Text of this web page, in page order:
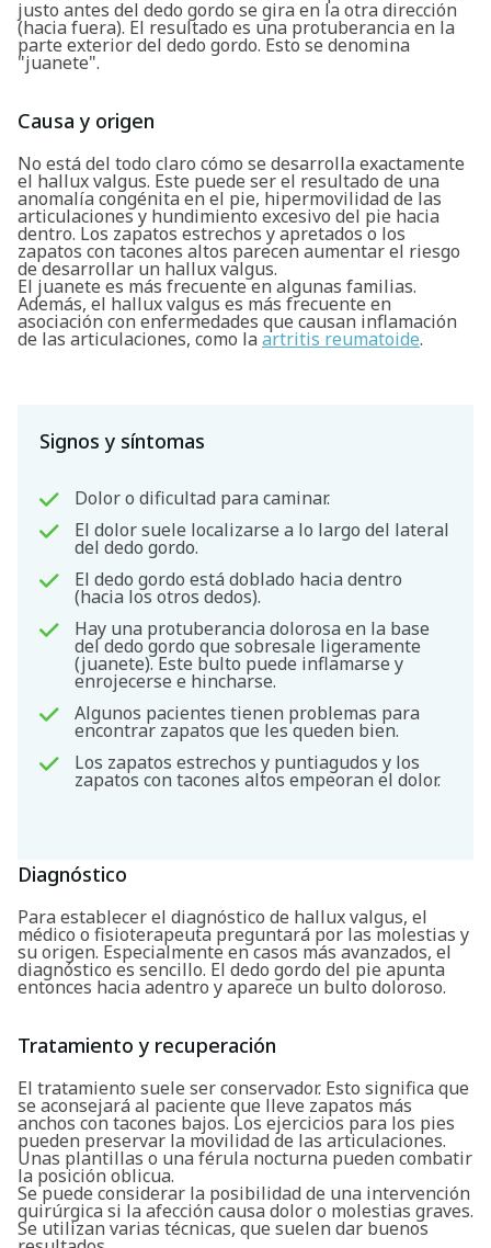
justo antes del dedo gordo se gira en la otra dirección
(hacia fuera). El resultado es una protuberancia en la
parte exterior del dedo gordo. Esto se denomina
"juanete".
Causa y origen
No está del todo claro cómo se desarrolla exactamente
el hallux valgus. Este puede ser el resultado de una
anomalía congénita en el pie, hipermovilidad de las
articulaciones y hundimiento excesivo del pie hacia
dentro. Los zapatos estrechos y apretados o los
zapatos con tacones altos parecen aumentar el riesgo
de desarrollar un hallux valgus.
El juanete es más frecuente en algunas familias.
Además, el hallux valgus es más frecuente en
asociación con enfermedades que causan inflamación
de las articulaciones, como la artritis reumatoide.
Signos y síntomas
Dolor o dificultad para caminar.
El dolor suele localizarse a lo largo del lateral
del dedo gordo.
El dedo gordo está doblado hacia dentro
(hacia los otros dedos).
Hay una protuberancia dolorosa en la base
del dedo gordo que sobresale ligeramente
(juanete). Este bulto puede inflamarse y
enrojecerse e hincharse.
Algunos pacientes tienen problemas para
encontrar zapatos que les queden bien.
Los zapatos estrechos y puntiagudos y los
zapatos con tacones altos empeoran el dolor.
Diagnóstico
Para establecer el diagnóstico de hallux valgus, el
médico o fisioterapeuta preguntará por las molestias y
su origen. Especialmente en casos más avanzados, el
diagnóstico es sencillo. El dedo gordo del pie apunta
entonces hacia adentro y aparece un bulto doloroso.
Tratamiento y recuperación
El tratamiento suele ser conservador. Esto significa que
se aconsejará al paciente que lleve zapatos más
anchos con tacones bajos. Los ejercicios para los pies
pueden preservar la movilidad de las articulaciones.
Unas plantillas o una férula nocturna pueden combatir
la posición oblicua.
Se puede considerar la posibilidad de una intervención
quirúrgica si la afección causa dolor o molestias graves.
Se utilizan varias técnicas, que suelen dar buenos